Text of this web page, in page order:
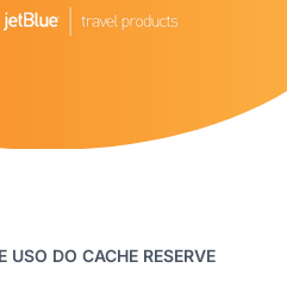
USO DO CACHE RESERVE